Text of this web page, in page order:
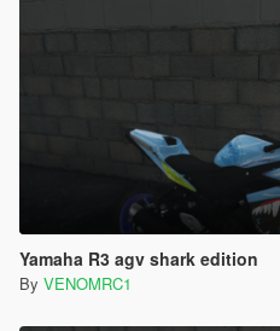
Yamaha R3 agv shark edition
By VENOMRC1